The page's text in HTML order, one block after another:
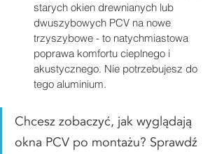
starych okien drewnianych lub
dwuszybowych PCV na nowe
trzyszybowe - to natychmiastowa
poprawa komfortu cieplnego i
akustycznego. Nie potrzebujesz do
tego aluminium.
Chcesz zobaczyć, jak wyglądają
okna PCV po montażu? Sprawdź